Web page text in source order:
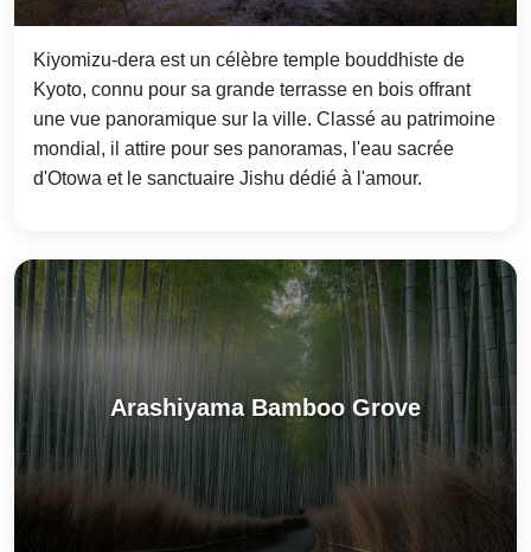
Kiyomizu-dera est un célèbre temple bouddhiste de
Kyoto, connu pour sa grande terrasse en bois offrant
une vue panoramique sur la ville. Classé au patrimoine
mondial, il attire pour ses panoramas, l'eau sacrée
d'Otowa et le sanctuaire Jishu dédié à l'amour.
Arashiyama Bamboo Grove